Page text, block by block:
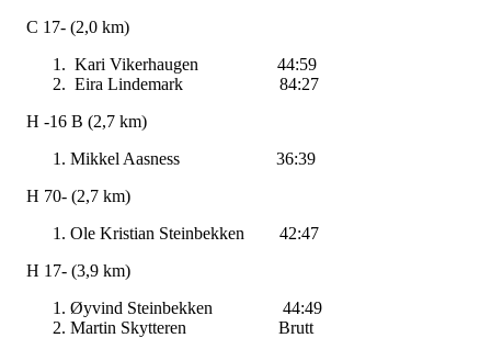
C 17- (2,0 km)
Kari Vikerhaugen 44:59
Eira Lindemark 84:27
H -16 B (2,7 km)
Mikkel Aasness 36:39
H 70- (2,7 km)
Ole Kristian Steinbekken 42:47
H 17- (3,9 km)
Øyvind Steinbekken 44:49
Martin Skytteren Brutt